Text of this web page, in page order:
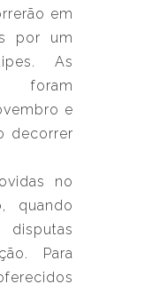
em
por um
As
foram
e
decorrer
no
quando
disputas
Para